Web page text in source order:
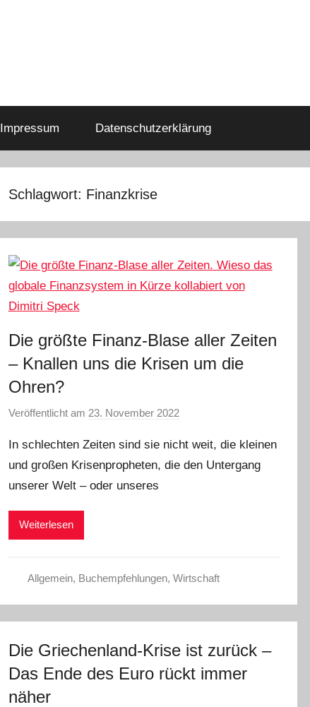
Impressum Datenschutzerklärung
Schlagwort: Finanzkrise
Die größte Finanz-Blase aller Zeiten
– Knallen uns die Krisen um die
Ohren?
Veröffentlicht am 23. November 2022v
n
a
In schlechten Zeiten sind sie nicht weit, die kleinen
und großen Krisenpropheten, die den Untergang
unserer Welt – oder unseres
Weiterlesen
Allgemein, Buchempfehlungen,Wirtschaft
Die Griechenland-Krise ist zurück –
Das Ende des Euro rückt immer
näher